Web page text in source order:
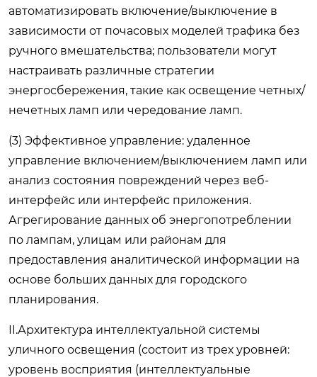
автоматизировать включение/выключение в
зависимости от почасовых моделей трафика без
ручного вмешательства; пользователи могут
настраивать различные стратегии
энергосбережения, такие как освещение четных/
нечетных ламп или чередование ламп.
(3) Эффективное управление: удаленное
управление включением/выключением ламп или
анализ состояния повреждений через веб-
интерфейс или интерфейс приложения.
Агрегирование данных об энергопотреблении
по лампам, улицам или районам для
предоставления аналитической информации на
основе больших данных для городского
планирования.
II.Архитектура интеллектуальной системы
уличного освещения (состоит из трех уровней:
уровень восприятия (интеллектуальные